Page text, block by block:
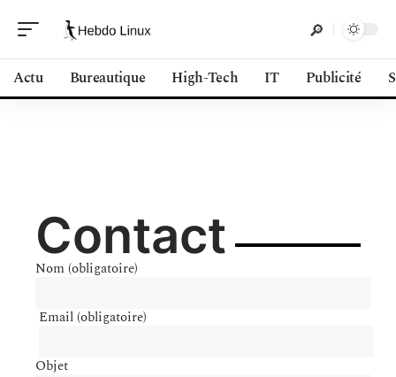
Actu Bureautique High-Tech IT Publicité
Contact
Nom (obligatoire)
Email (obligatoire)
Objet